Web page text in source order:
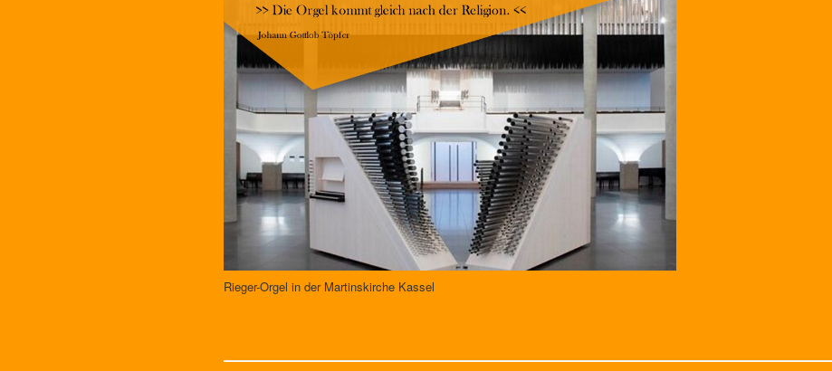
Rieger-Orgel in der Martinskirche Kassel